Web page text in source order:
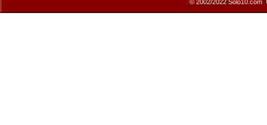
© 2002/2022 Solo10.com